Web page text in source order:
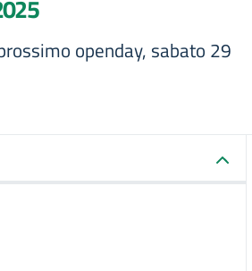
openday, sabato 29